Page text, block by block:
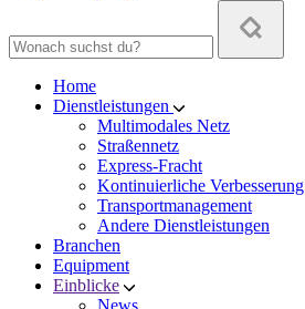
Home
Dienstleistungen
Multimodales Netz
Straßennetz
Express-Fracht
Kontinuierliche Verbesserung
Transportmanagement
Andere Dienstleistungen
Branchen
Equipment
Einblicke
News